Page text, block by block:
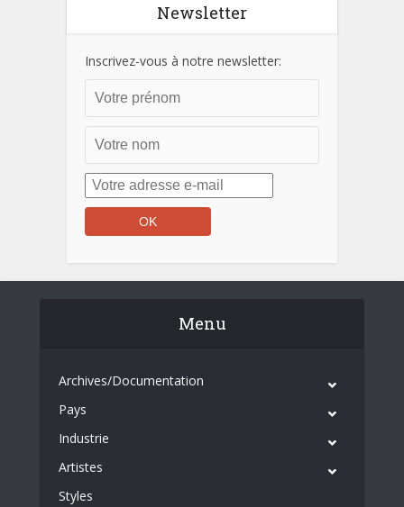
Newsletter
Inscrivez-vous à notre newsletter:
Menu
Archives/Documentation
Pays
Industrie
Artistes
Styles